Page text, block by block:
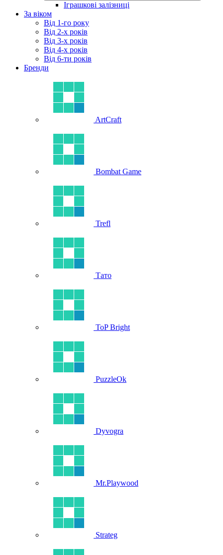
Іграшкові залізниці
За віком
Від 1-го року
Від 2-х років
Від 3-х років
Від 4-х років
Від 6-ти років
Бренди
ArtCraft
Bombat Game
Trefl
Тато
ToP Bright
PuzzleOk
Dyvogra
Mr.Playwood
Strateg